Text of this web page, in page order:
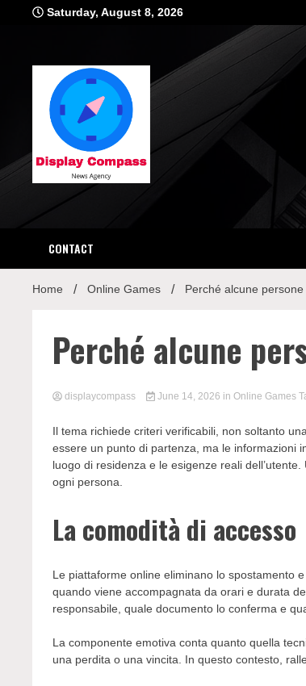
Saturday, August 8, 2026
CONTACT
Home Online Games Perché alcune
Perché alcune
displaycompass June 14, 2026 in Online Games
Il tema richiede criteri verificabili, non soltanto
essere un punto di partenza, ma le informazioni
luogo di residenza e le esigenze reali
ogni persona.
La comodità di accesso
Le piattaforme online eliminano lo spostamento
quando viene accompagnata da orari e durata
responsabile, quale documento lo conferma e
La componente emotiva conta quanto quella
una perdita o una vincita. In questo contesto,